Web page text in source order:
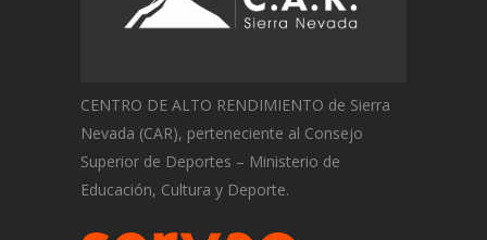
CENTRO DE ALTO RENDIMIENTO de Sierra
Nevada (CAR), perteneciente al Consejo
Superior de Deportes – Ministerio de
Educación, Cultura y Deporte.